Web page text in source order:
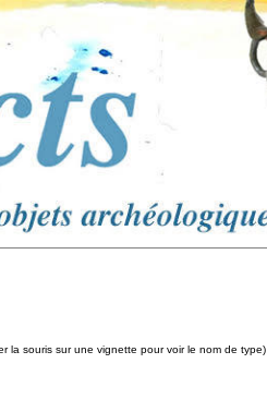
la souris sur une vignette pour voir le nom de type)